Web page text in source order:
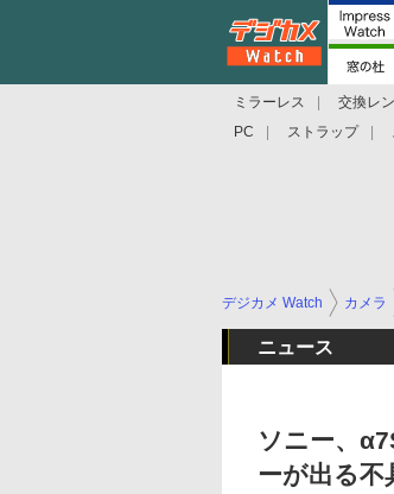
ミラーレス 交換レ
PC
ストラップ
デジカメ Watch カメラ
ニュース
ソニー、
ーが出る